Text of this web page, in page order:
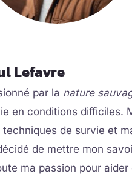
Lefavre
par la nature
en conditions difficiles.
techniques de survie et
de mettre mon
ma passion pour